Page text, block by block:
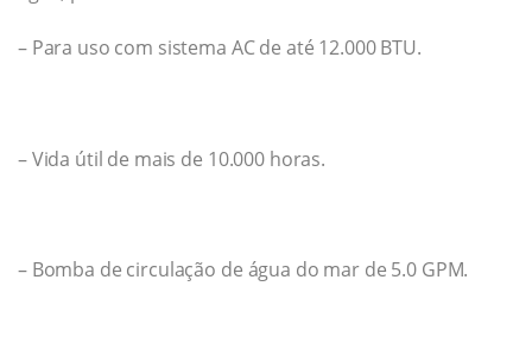
– Para uso com sistema AC de até 12.000 BTU.
– Vida útil de mais de 10.000 horas.
– Bomba de circulação de água do mar de 5.0 GPM.